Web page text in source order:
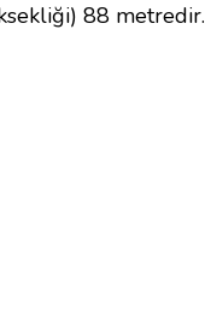
88 metredir.